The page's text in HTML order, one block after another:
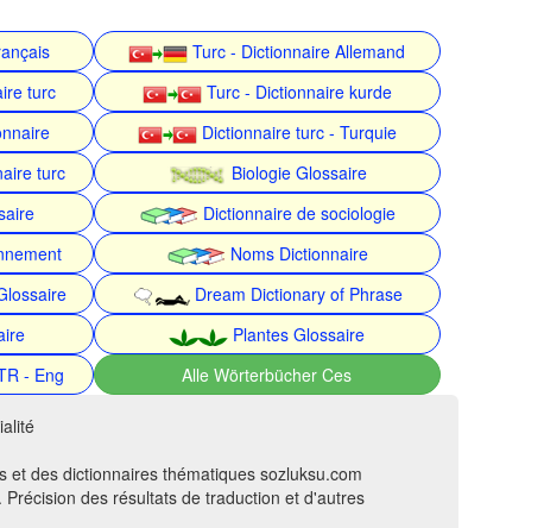
Turc - Dictionnaire Allemand
turc
Turc - Dictionnaire kurde
Dictionnaire turc - Turquie
turc
Biologie Glossaire
Dictionnaire de sociologie
Noms Dictionnaire
Dream Dictionary of Phrase
Plantes Glossaire
- Eng Alle Wörterbücher Ces
des dictionnaires thématiques sozluksu.com
des résultats de traduction et d'autres